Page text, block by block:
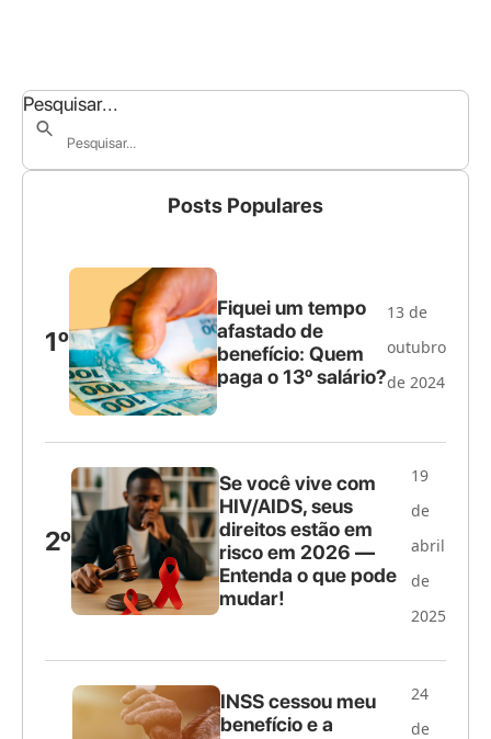
Pesquisar...
Posts Populares
1º
Fiquei um tempo
afastado de
benefício: Quem
paga o 13º salário?
13 de
outubro
de 2024
2º
Se você vive com
HIV/AIDS, seus
direitos estão em
risco em 2026 —
Entenda o que pode
mudar!
19
de
abril
de
2025
INSS cessou meu
benefício e a
24
de